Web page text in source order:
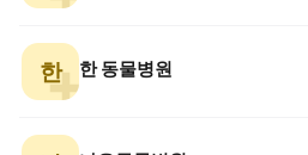
한 한 동물병원